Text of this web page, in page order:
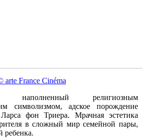
arte France Cinéma
религиозным
символизмом, адское порождение
фон Триера. Мрачная эстетика
в сложный мир семейной пары,
ребенка.